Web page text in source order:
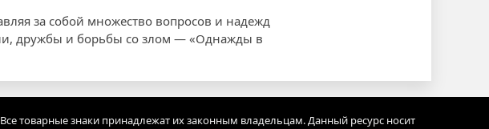
за собой множество вопросов и надежд
дружбы и борьбы со злом — «Однажды в
товарные знаки принадлежат их законным владельцам. Данный ресурс носит